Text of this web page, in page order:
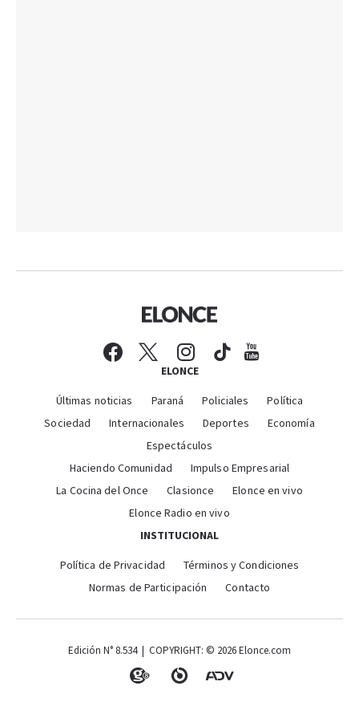
ELONCE
Últimas noticias Paraná Policiales
Política
Sociedad
Internacionales Deportes
Economía
Espectáculos
Haciendo Comunidad
Impulso Empresarial
La Cocina del Once
Clasionce
Elonce en vivo
Elonce Radio en vivo
INSTITUCIONAL
Política de Privacidad
Términos y Condiciones
Normas de Participación
Contacto
Edición N° 8.534 | COPYRIGHT: © 2026 Elonce.com